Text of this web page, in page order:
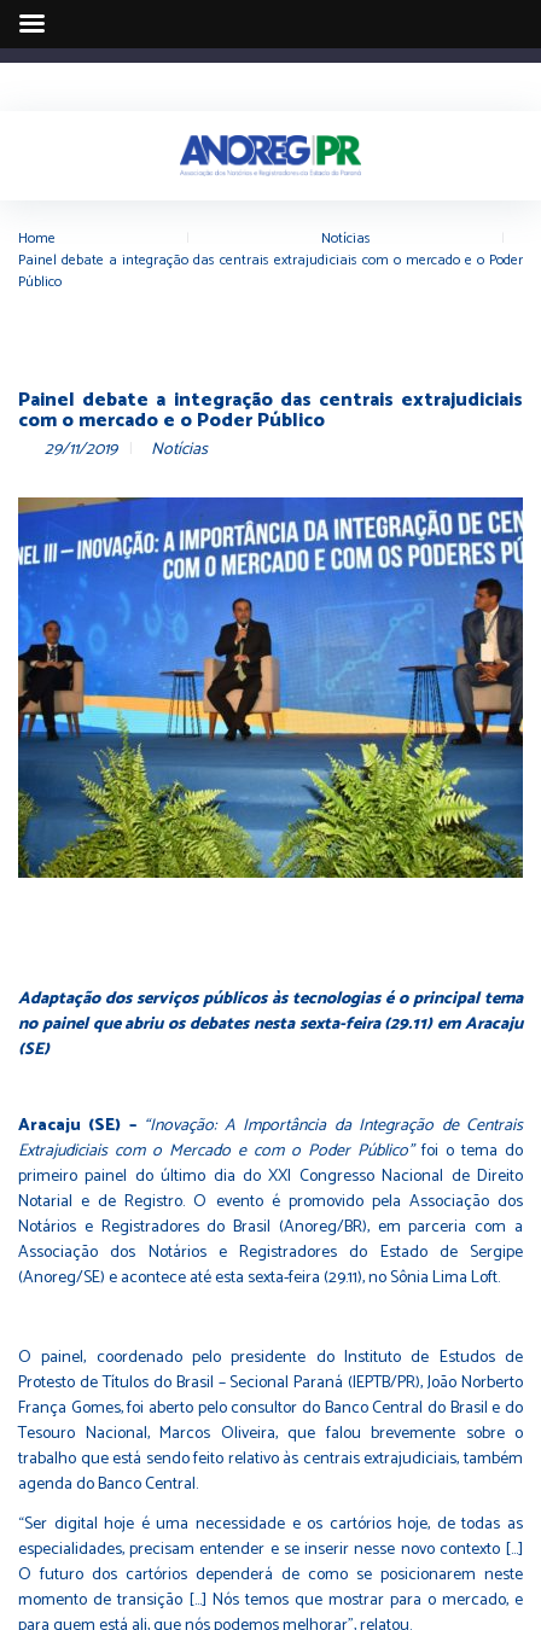
Home Notícias
Painel debate a integração das centrais extrajudiciais com o mercado e o Poder
Público
Painel debate a integração das centrais extrajudiciais
com o mercado e o Poder Público
29/11/2019 Notícias
Adaptação dos serviços públicos às tecnologias é o principal tema
no painel que abriu os debates nesta sexta-feira (29.11) em Aracaju
(SE)
Aracaju (SE) – “Inovação: A Importância da Integração de Centrais
Extrajudiciais com o Mercado e com o Poder Público”foi o tema do
primeiro painel do último dia do XXI Congresso Nacional de Direito
Notarial e de Registro. O evento é promovido pela Associação dos
Notários e Registradores do Brasil (Anoreg/BR), em parceria com a
Associação dos Notários e Registradores do Estado de Sergipe
(Anoreg/SE) e acontece até esta sexta-feira (29.11), no Sônia Lima Loft.
O painel, coordenado pelo presidente do Instituto de Estudos de
Protesto de Títulos do Brasil – Secional Paraná (IEPTB/PR), João Norberto
França Gomes, foi aberto pelo consultor do Banco Central do Brasil e do
Tesouro Nacional, Marcos Oliveira, que falou brevemente sobre o
trabalho que está sendo feito relativo às centrais extrajudiciais, também
agenda do Banco Central.
“Ser digital hoje é uma necessidade e os cartórios hoje, de todas as
especialidades, precisam entender e se inserir nesse novo contexto […]
O futuro dos cartórios dependerá de como se posicionarem neste
momento de transição […] Nós temos que mostrar para o mercado, e